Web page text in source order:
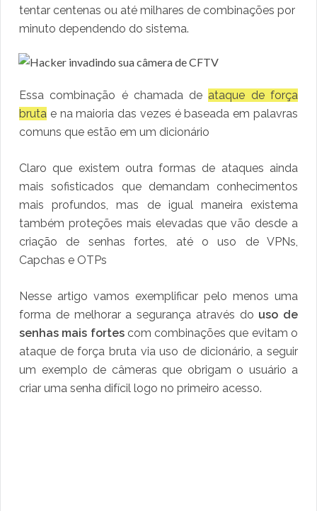
tentar centenas ou até milhares de combinações por
minuto dependendo do sistema. ​
Essa combinação é chamada de ataque de força
bruta e na maioria das vezes é baseada em palavras
comuns que estão em um dicionário
Claro que existem outra formas de ataques ainda
mais sofisticados que demandam conhecimentos
mais profundos, mas de igual maneira existema
também proteções mais elevadas que vão desde a
criação de senhas fortes, até o uso de VPNs,
Capchas e OTPs
Nesse artigo vamos exemplificar pelo menos uma
forma de melhorar a segurança através do uso de
senhas mais fortescom combinações que evitam o
ataque de força bruta via uso de dicionário, a seguir
um exemplo de câmeras que obrigam o usuário a
criar uma senha difícil logo no primeiro acesso.